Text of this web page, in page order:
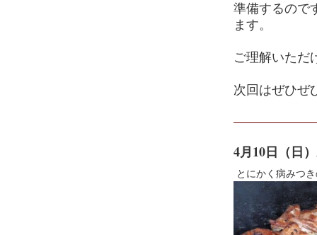
準備するので
ます。
ご理解いただ
次回はぜひぜ
4月10日（日
とにかく病みつ